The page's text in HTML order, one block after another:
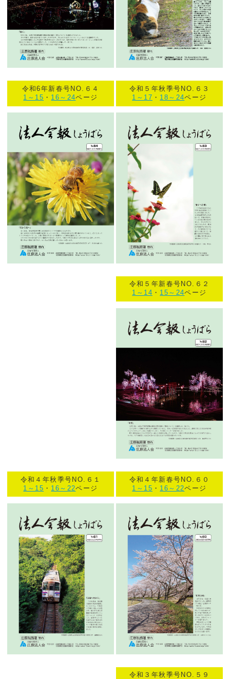
令和6年新春号NO.６４
1～15 ・ 16～24ページ
令和５年秋季号NO.６３
1～17 ・ 18～24ページ
令和５年新春号NO.６２
1～14 ・ 15～24ページ
令和４年秋季号NO.６１
1～15 ・ 16～22ページ
令和４年新春号NO.６０
1～15 ・ 16～22ページ
令和３年秋季号NO.５９